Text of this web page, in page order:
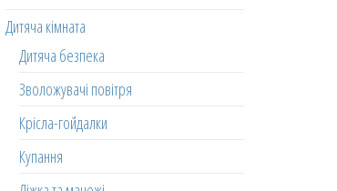
Дитяча кімната
Дитяча безпека
Зволожувачі повітря
Крісла-гойдалки
Купання